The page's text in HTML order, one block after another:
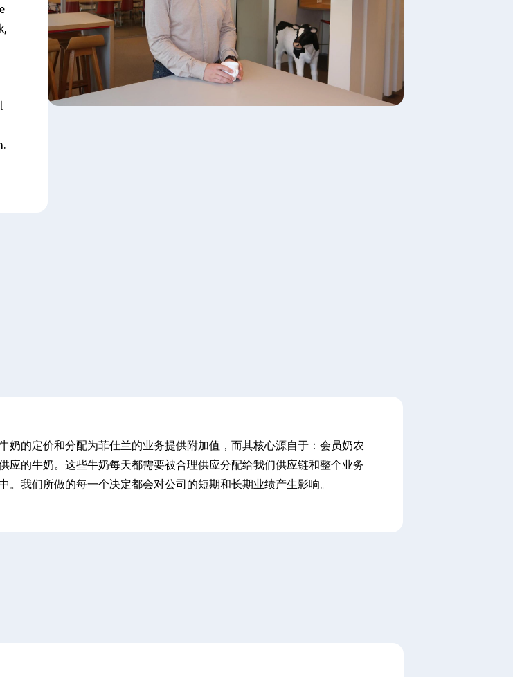
奶的定价和分配为菲仕兰的业务提供附加值，而其核心源自于：会员奶农
应的牛奶。这些牛奶每天都需要被合理供应分配给我们供应链和整个业务
。我们所做的每一个决定都会对公司的短期和长期业绩产生影响。